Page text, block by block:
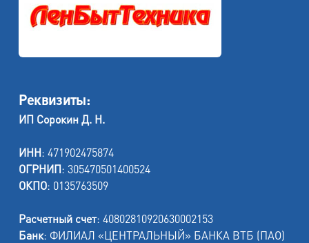
Реквизиты:
ИП Сорокин Д. Н.
ИНН: 471902475874
ОГРНИП: 305470501400524
ОКПО: 0135763509
Расчетный счет: 40802810920630002153
Банк: ФИЛИАЛ «ЦЕНТРАЛЬНЫЙ» БАНКА ВТБ (ПАО)